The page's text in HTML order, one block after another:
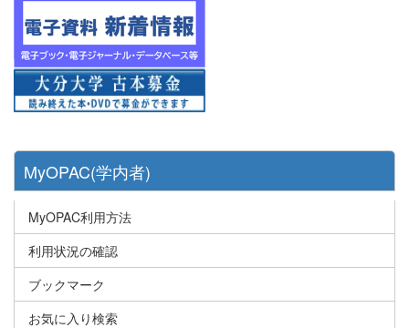
MyOPAC(学内者)
MyOPAC利用方法
利用状況の確認
ブックマーク
お気に入り検索